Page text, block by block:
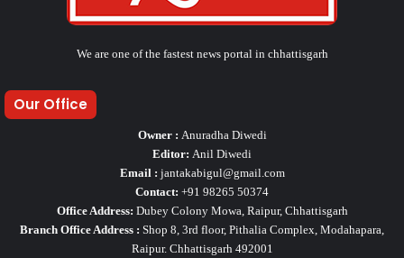
We are one of the fastest news portal in chhattisgarh
Our Office
Owner : Anuradha Diwedi
Editor: Anil Diwedi
Email : jantakabigul@gmail.com
Contact: +91 98265 50374
Office Address: Dubey Colony Mowa, Raipur, Chhattisgarh
Branch Office Address : Shop 8, 3rd floor, Pithalia Complex, Modahapara,
Raipur. Chhattisgarh 492001